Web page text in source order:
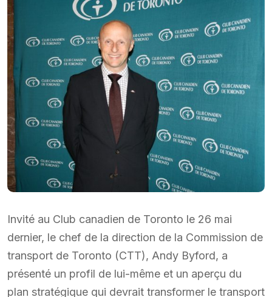
Invité au Club canadien de Toronto le 26 mai
dernier, le chef de la direction de la Commission de
transport de Toronto (CTT), Andy Byford, a
présenté un profil de lui-même et un aperçu du
plan stratégique qui devrait transformer le transport